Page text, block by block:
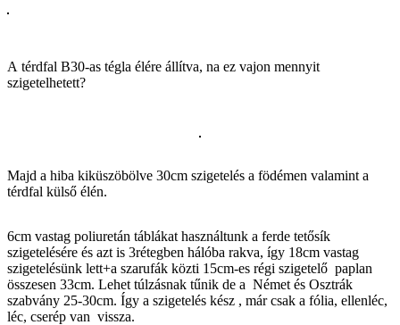
A térdfal B30-as tégla élére állítva, na ez vajon mennyit
szigetelhetett?
Majd a hiba kiküszöbölve 30cm szigetelés a födémen valamint a
térdfal külső élén.
6cm vastag poliuretán táblákat használtunk a ferde tetősík
szigetelésére és azt is 3rétegben hálóba rakva, így 18cm vastag
szigetelésünk lett+a szarufák közti 15cm-es régi szigetelő paplan
összesen 33cm. Lehet túlzásnak tűnik de a Német és Osztrák
szabvány 25-30cm. Így a szigetelés kész , már csak a fólia, ellenléc,
léc, cserép van vissza.